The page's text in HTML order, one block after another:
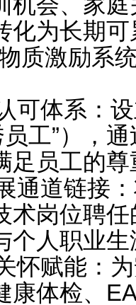
化为长期可
质激励系
体系：设
员工”），
足员工的
通道链接
术岗位聘
个人职业
怀赋能：
康体检、